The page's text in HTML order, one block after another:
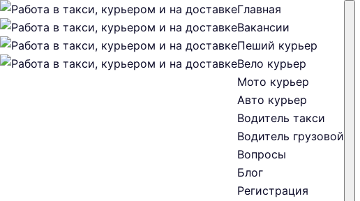
Главная
Вакансии
Пеший курьер
Вело курьер
Мото курьер
Авто курьер
Водитель такси
Водитель грузовой
Вопросы
Блог
Регистрация